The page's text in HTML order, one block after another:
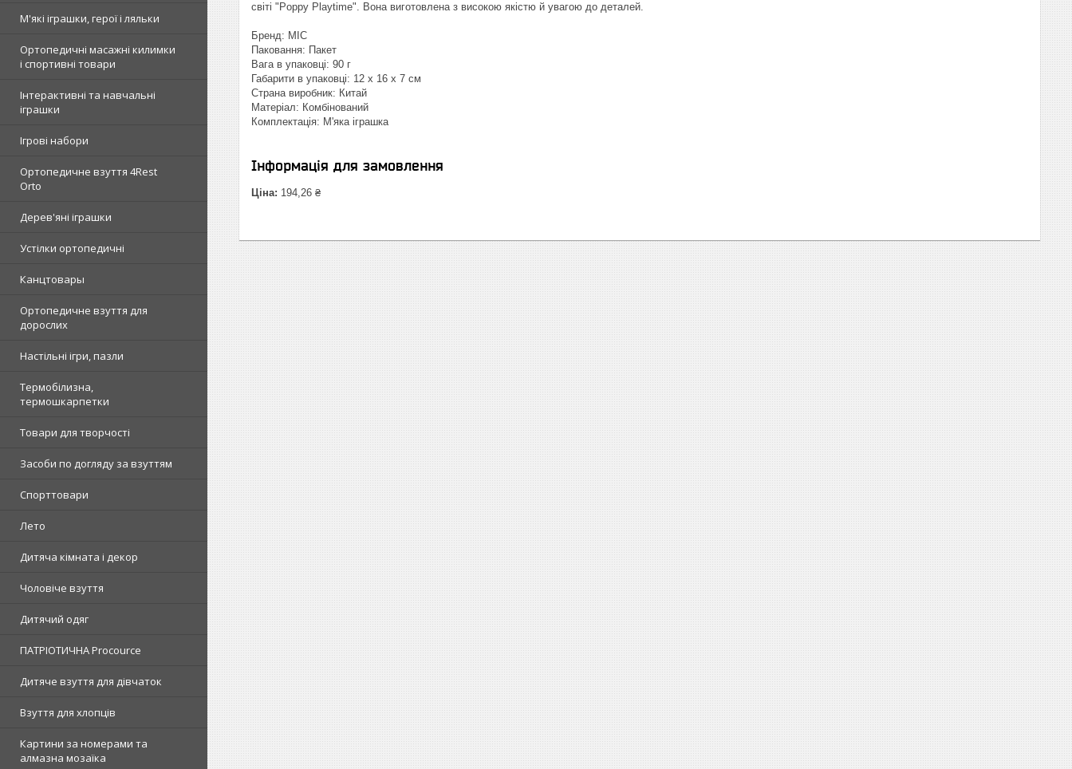
М'які іграшки, герої і ляльки
Ортопедичні масажні килимки
і спортивні товари
Інтерактивні та навчальні
іграшки
Ігрові набори
Ортопедичне взуття 4Rest
Orto
Дерев'яні іграшки
Устілки ортопедичні
Канцтовары
Ортопедичне взуття для
дорослих
Настільні ігри, пазли
Термобілизна,
термошкарпетки
Товари для творчості
Засоби по догляду за взуттям
Спорттовари
Лето
Дитяча кімната і декор
Чоловіче взуття
Дитячий одяг
ПАТРІОТИЧНА Procource
Дитяче взуття для дівчаток
Взуття для хлопців
Картини за номерами та
алмазна мозаїка
світі "Poppy Playtime". Вона виготовлена з високою якістю й увагою до деталей.
Бренд: MIC
Паковання: Пакет
Вага в упаковці: 90 г
Габарити в упаковці: 12 x 16 x 7 см
Страна виробник: Китай
Матеріал: Комбінований
Комплектація: М'яка іграшка
Інформація для замовлення
Ціна: 194,26 ₴